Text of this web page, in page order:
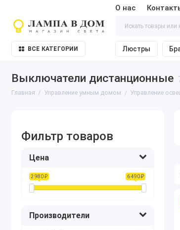
О нас
ВСЕ КАТЕГОРИИ Люстры
Выключатели дистанционные
Главная Управление умным домом Управление
Фильтр товаров
Цена
2 980 ₽ 6 490 ₽
Производители